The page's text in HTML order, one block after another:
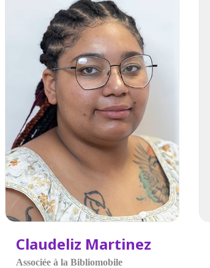
Claudeliz Martinez
Associée à la Bibliomobile